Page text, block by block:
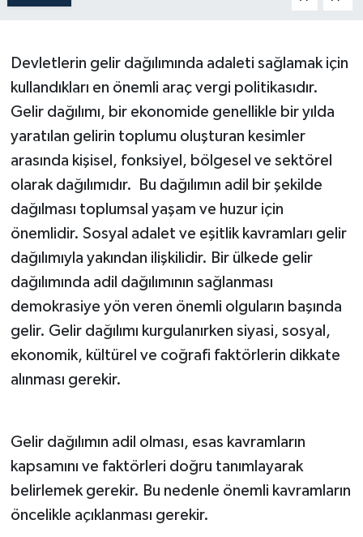
Devletlerin gelir dağılımında adaleti sağlamak için
kullandıkları en önemli araç vergi politikasıdır.
Gelir dağılımı, bir ekonomide genellikle bir yılda
yaratılan gelirin toplumu oluşturan kesimler
arasında kişisel, fonksiyel, bölgesel ve sektörel
olarak dağılımıdır. Bu dağılımın adil bir şekilde
dağılması toplumsal yaşam ve huzur için
önemlidir. Sosyal adalet ve eşitlik kavramları gelir
dağılımıyla yakından ilişkilidir. Bir ülkede gelir
dağılımında adil dağılımının sağlanması
demokrasiye yön veren önemli olguların başında
gelir. Gelir dağılımı kurgulanırken siyasi, sosyal,
ekonomik, kültürel ve coğrafi faktörlerin dikkate
alınması gerekir.
Gelir dağılımın adil olması, esas kavramların
kapsamını ve faktörleri doğru tanımlayarak
belirlemek gerekir. Bu nedenle önemli kavramların
öncelikle açıklanması gerekir.